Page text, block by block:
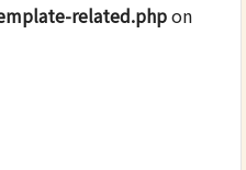
related.phpon